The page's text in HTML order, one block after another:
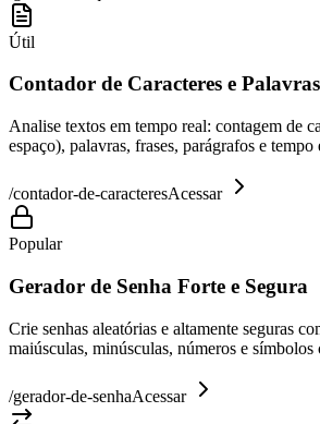
Útil
Contador de Caracteres e Palavras
Analise textos em tempo real: contagem de
espaço), palavras, frases, parágrafos e
/contador-de-caracteresAcessar
Popular
Gerador de Senha Forte e Segura
Crie senhas aleatórias e altamente seguras
maiúsculas, minúsculas, números e
/gerador-de-senhaAcessar